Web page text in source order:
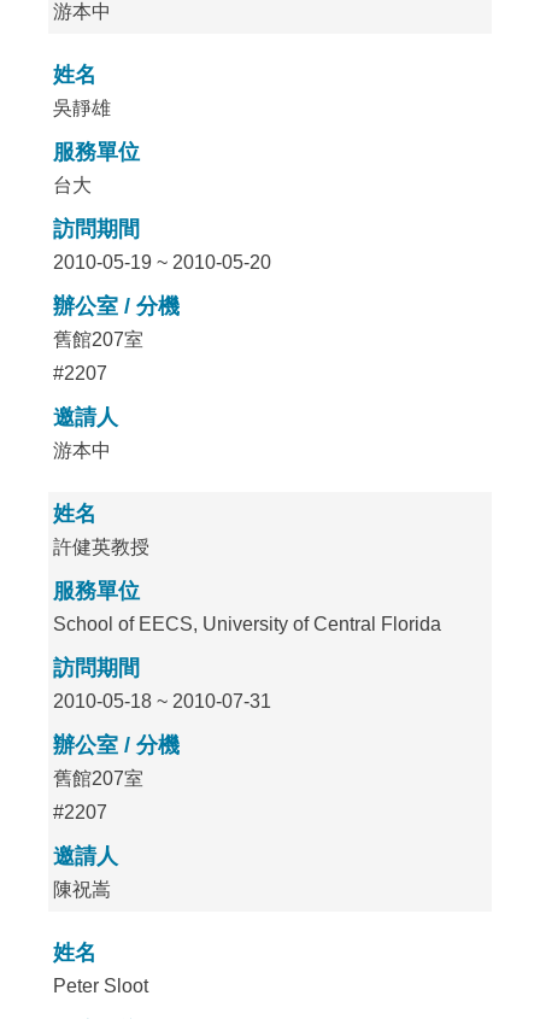
游本中
姓名
吳靜雄
服務單位
台大
訪問期間
2010-05-19 ~ 2010-05-20
辦公室 / 分機
舊館207室
#2207
邀請人
游本中
姓名
許健英教授
服務單位
School of EECS, University of Central Florida
訪問期間
2010-05-18 ~ 2010-07-31
辦公室 / 分機
舊館207室
#2207
邀請人
陳祝嵩
姓名
Peter Sloot